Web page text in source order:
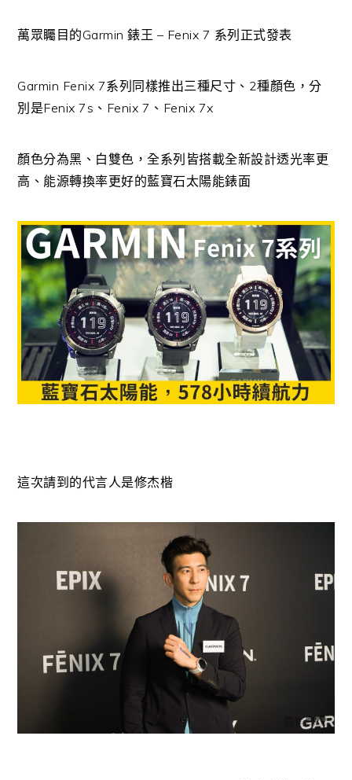
萬眾矚目的Garmin 錶王 – Fenix 7 系列正式發表
Garmin Fenix 7系列同樣推出三種尺寸、2種顏色，分
別是Fenix 7s、Fenix 7、Fenix 7x
顏色分為黑、白雙色，全系列皆搭載全新設計透光率更
高、能源轉換率更好的藍寶石太陽能錶面
這次請到的代言人是修杰楷